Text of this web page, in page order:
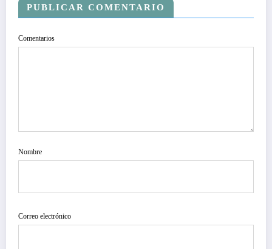
PUBLICAR COMENTARIO
Comentarios
Nombre
Correo electrónico